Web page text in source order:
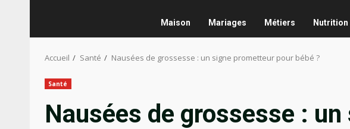
Maison Mariages Métiers Nutrition
Accueil Santé Nausées de grossesse : un signe prometteur pour bébé ?
Santé
Nausées de grossesse : un